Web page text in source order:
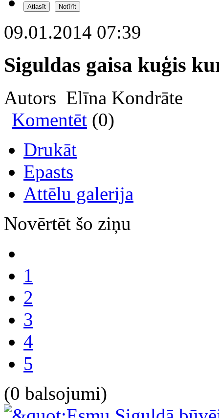
09.01.2014 07:39
Siguldas gaisa kuģis
Autors Elīna Kondrāte
Komentēt (0)
Drukāt
Epasts
Attēlu galerija
Novērtēt šo ziņu
1
2
3
4
5
(0 balsojumi)